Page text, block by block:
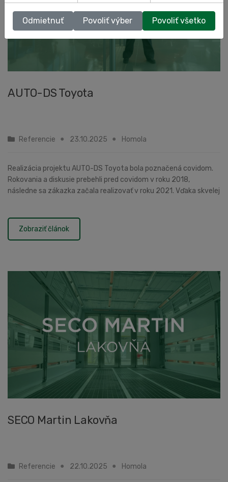
AUTO-DS Toyota
Referencie 23.10.2025 Homola
Realizácia projektu AUTO-DS Toyota bola poznačená covidom.
Rokovania a diskusie prebehli pred covidom v roku 2018,
následne sa zákazka začala realizovať v roku 2021. Vďaka skvelej
Zobraziť článok
SECO Martin Lakovňa
Referencie 22.10.2025 Homola
Odmietnuť Povoliť výber Povoliť všetko